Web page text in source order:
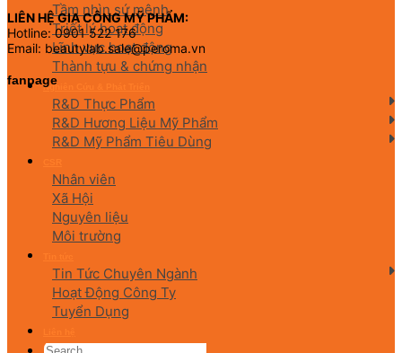
Tầm nhìn sứ mệnh
Triết lý hoạt động
Lĩnh vực hoạt động
Thành tựu & chứng nhận
Nghiên Cứu & Phát Triển
R&D Thực Phẩm
R&D Hương Liệu Mỹ Phẩm
R&D Mỹ Phẩm Tiêu Dùng
Nhân viên
Xã Hội
Nguyên liệu
Môi trường
Tin Tức Chuyên Ngành
Hoạt Động Công Ty
Tuyển Dụng
LIÊN HỆ GIA CÔNG MỸ PHẨM:
Hotline: 0901 522 176
Email: beautylab.sale@peroma.vn
fanpage